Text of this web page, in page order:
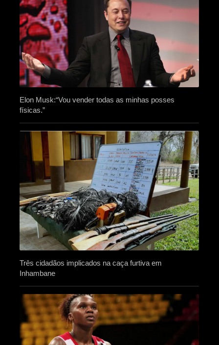
Elon Musk:“Vou vender todas as minhas posses
físicas.”
Três cidadãos implicados na caça furtiva em
Inhambane